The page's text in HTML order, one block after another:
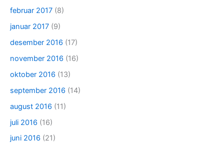
februar 2017 (8)
januar 2017 (9)
desember 2016 (17)
november 2016 (16)
oktober 2016 (13)
september 2016 (14)
august 2016 (11)
juli 2016 (16)
juni 2016 (21)